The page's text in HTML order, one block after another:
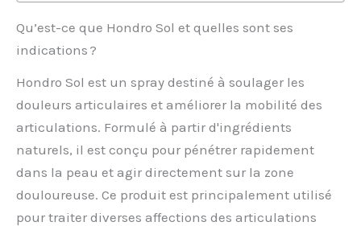
Qu’est-ce que Hondro Sol et quelles sont ses
indications ?
Hondro Sol est un spray destiné à soulager les
douleurs articulaires et améliorer la mobilité des
articulations. Formulé à partir d'ingrédients
naturels, il est conçu pour pénétrer rapidement
dans la peau et agir directement sur la zone
douloureuse. Ce produit est principalement utilisé
pour traiter diverses affections des articulations